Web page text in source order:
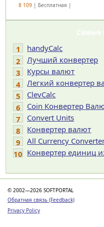
8 109| Бесплатная |
Самые
1
handyCalc
2
Лучший конвертер
3
Курсы валют
4
Легкий конвертер
5
ClevCalc
6
Coin Конвертер
7
Convert Units
8
Конвертер валют
9
All Currency
10 Конвертер единиц
© 2002—2026 SOFTPORTAL
Обратная связь (Feedback)
Privacy Policy